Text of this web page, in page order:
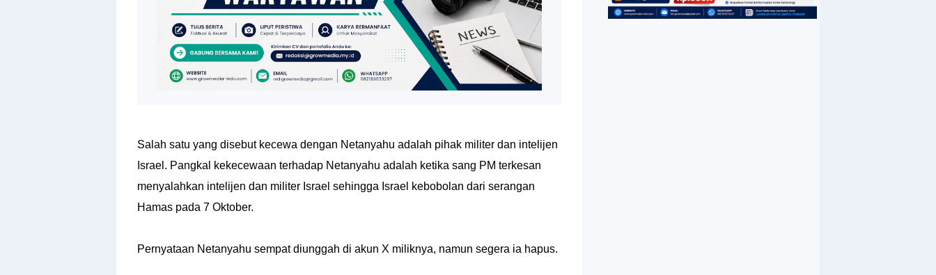
Salah satu yang disebut kecewa dengan Netanyahu adalah pihak militer dan intelijen
Israel. Pangkal kekecewaan terhadap Netanyahu adalah ketika sang PM terkesan
menyalahkan intelijen dan militer Israel sehingga Israel kebobolan dari serangan
Hamas pada 7 Oktober.
Pernyataan Netanyahu sempat diunggah di akun X miliknya, namun segera ia hapus.